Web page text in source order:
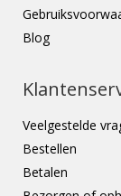
Blog
Veelgestelde
Bestellen
Betalen